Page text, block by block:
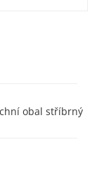
obal stříbrný